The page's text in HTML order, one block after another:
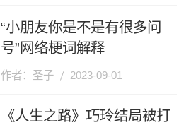
“小朋友你是不是有很多问
号”网络梗词解释
作者：圣子 2023-09-01
《人生之路》巧玲结局被打